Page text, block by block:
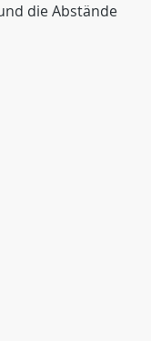
die Abstände